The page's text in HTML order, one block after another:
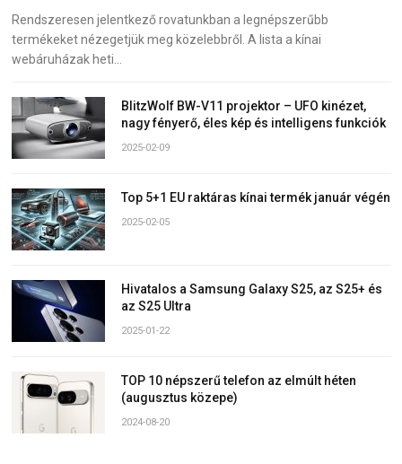
Rendszeresen jelentkező rovatunkban a legnépszerűbb
termékeket nézegetjük meg közelebbről. A lista a kínai
webáruházak heti…
BlitzWolf BW-V11 projektor – UFO kinézet,
nagy fényerő, éles kép és intelligens funkciók
2025-02-09
Top 5+1 EU raktáras kínai termék január végén
2025-02-05
Hivatalos a Samsung Galaxy S25, az S25+ és
az S25 Ultra
2025-01-22
TOP 10 népszerű telefon az elmúlt héten
(augusztus közepe)
2024-08-20